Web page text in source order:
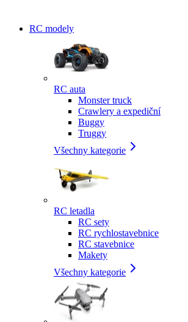
RC modely
RC auta
Monster truck
Crawlery a expediční
Buggy
Truggy
Všechny kategorie
RC letadla
RC sety
RC rychlostavebnice
RC stavebnice
Makety
Všechny kategorie